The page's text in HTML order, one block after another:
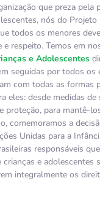
que preza pela
nós do Projeto
todos os menores
e respeito. Temos em
e Adolescentes
seguidas por todos os
com todas as formas
eles: desde medidas de
proteção, para mantê-
comemoramos a
Unidas para a
responsáveis
crianças e adolescentes
integralmente os